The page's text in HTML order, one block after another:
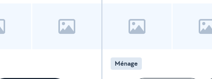
Ménage